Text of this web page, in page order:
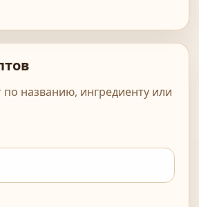
названию, ингредиенту или